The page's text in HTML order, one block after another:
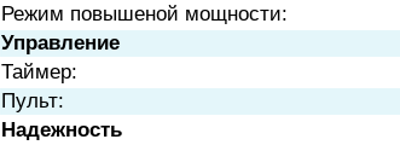
Режим повышеной мощности:
Управление
Таймер:
Пульт:
Надежность